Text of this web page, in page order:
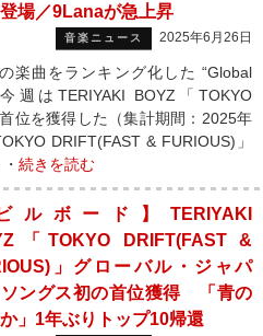
場／9Lanaが急上昇
音楽ニュース 2025年6月26日
楽曲をランキング化した “Global
週はTERIYAKI BOYZ「TOKYO
位を獲得した（集計期間：2025年
DRIFT(FAST & FURIOUS)」
続きを読む
ルボード】TERIYAKI
「TOKYO DRIFT(FAST &
」グローバル・ジャパ
ソングス初の首位獲得 「青の
」1年ぶりトップ10帰還